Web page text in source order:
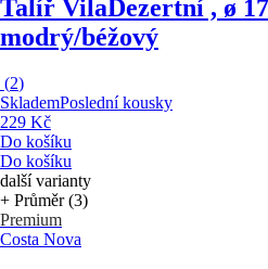
Talíř VilaDezertní , ø
modrý/béžový
(2)
SklademPoslední kousky
229 Kč
Do košíku
Do košíku
další varianty
+ Průměr (3)
Premium
Costa Nova